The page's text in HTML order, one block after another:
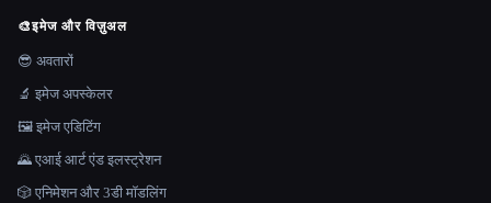
🎨इमेज और विज़ुअल
😎 अवतारों
🔬 इमेज अपस्केलर
🖼️ इमेज एडिटिंग
🌄 एआई आर्ट एंड इलस्ट्रेशन
🎲 एनिमेशन और 3डी मॉडलिंग